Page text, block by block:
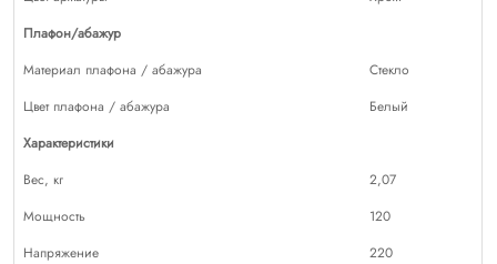
Плафон/абажур
Материал плафона / абажура
Стекло
Цвет плафона / абажура
Белый
Характеристики
Вес, кг
2,07
Мощность
120
Напряжение
220